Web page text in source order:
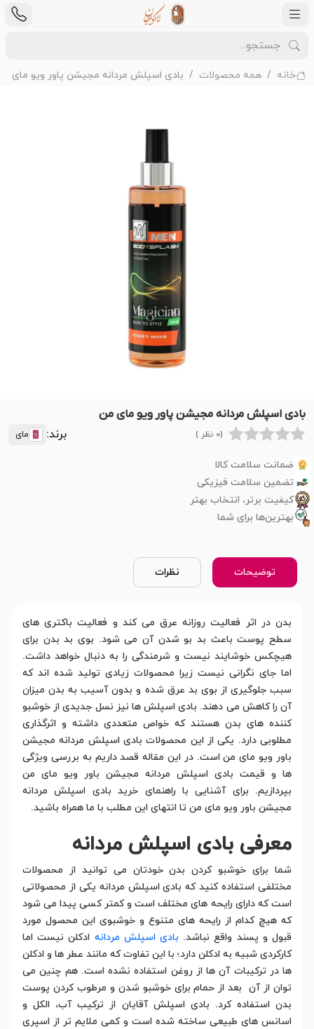
خانه همه محصولات بادى اسپلش مردانه مجیشن پاور ویو ماى
بادى اسپلش مردانه مجیشن پاور ویو ماى من
(0 نظر ) برند: مای
ضمانت سلامت کالا
تضمین سلامت فیزیکی
کیفیت برتر، انتخاب بهتر
بهترین‌ها برای شما
توضیحات نظرات
بدن در اثر فعالیت روزانه عرق می کند و فعالیت باکتری های
سطح پوست باعث بد بو شدن آن می شود. بوی بد بدن برای
هیچکس خوشایند نیست و شرمندگی را به دنبال خواهد داشت.
اما جای نگرانی نیست زیرا محصولات زیادی تولید شده اند که
سبب جلوگیری از بوی بد عرق شده و بدون آسیب به بدن میزان
آن را کاهش می دهند. بادی اسپلش ها نیز نسل جدیدی از خوشبو
کننده های بدن هستند که خواص متعددی داشته و اثرگذاری
مطلوبی دارد. یکی از این محصولات بادی اسپلش مردانه مجیشن
باور ویو مای من است. در این مقاله قصد داریم به بررسی ویژگی
ها و قیمت بادی اسپلش مردانه مجیشن باور ویو مای من
بپردازیم. برای آشنایی با راهنمای خرید بادی اسپلش مردانه
مجیشن باور ویو مای من تا انتهای این مطلب با ما همراه باشید.
معرفی بادی اسپلش مردانه
شما برای خوشبو کردن بدن خودتان می توانید از محصولات
مختلفی استفاده کنید که بادی اسپلش مردانه یکی از محصولاتی
است که دارای رایحه های مختلف است و کمتر کسی پیدا می شود
که هیچ کدام از رایحه های متنوع و خوشبوی این محصول مورد
قبول و پسند واقع نباشد. بادی اسپلش مردانه ادکلن نیست اما
کارکردی شبیه به ادکلن دارد؛ با این تفاوت که مانند عطر ها و ادکلن
ها در ترکیبات آن ها از روغن استفاده نشده است. هم چنین می
توان از آن بعد از حمام برای خوشبو شدن و مرطوب کردن پوست
بدن استفاده کرد. بادی اسپلش آقایان از ترکیب آب، الکل و
اسانس های طبیعی ساخته شده است و کمی ملایم تر از اسپری